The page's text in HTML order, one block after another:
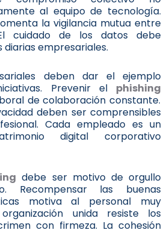
al equipo de tecnología.
la vigilancia mutua entre
cuidado de los datos debe
empresariales.
deben dar el ejemplo
Prevenir el phishing
de colaboración constante.
deben ser comprensibles
Cada empleado es un
digital corporativo
debe ser motivo de orgullo
Recompensar las buenas
motiva al personal muy
unida resiste los
con firmeza. La cohesión